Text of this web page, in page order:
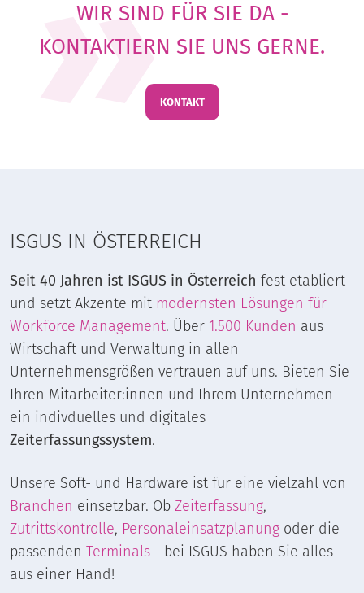
WIR SIND FÜR SIE DA -
KONTAKTIERN SIE UNS GERNE.
KONTAKT
ISGUS IN ÖSTERREICH
Seit 40 Jahren ist ISGUS in Österreich fest etabliert
und setzt Akzente mit modernsten Lösungen für
Workforce Management. Über 1.500 Kunden aus
Wirtschaft und Verwaltung in allen
Unternehmensgrößen vertrauen auf uns. Bieten Sie
Ihren Mitarbeiter:innen und Ihrem Unternehmen
ein indivduelles und digitales
Zeiterfassungssystem.
Unsere Soft- und Hardware ist für eine vielzahl von
Branchen einsetzbar. Ob Zeiterfassung,
Zutrittskontrolle, Personaleinsatzplanung oder die
passenden Terminals - bei ISGUS haben Sie alles
aus einer Hand!